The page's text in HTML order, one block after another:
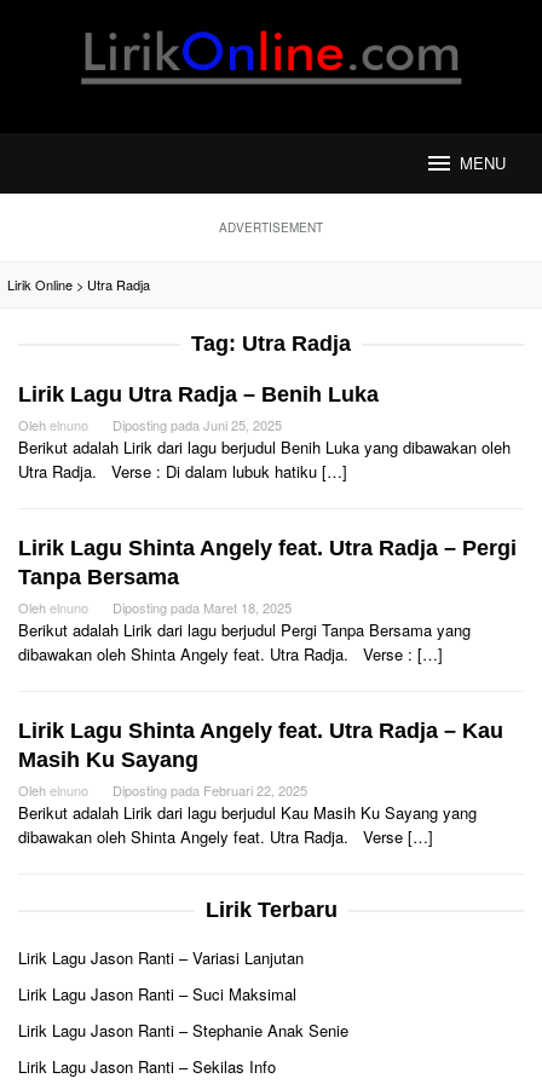
MENU
ADVERTISEMENT
Lirik Online > Utra Radja
Tag: Utra Radja
Lirik Lagu Utra Radja – Benih Luka
Olehelnuno Diposting pada Juni 25, 2025
Berikut adalah Lirik dari lagu berjudul Benih Luka yang dibawakan oleh
Utra Radja. Verse : Di dalam lubuk hatiku […]
Lirik Lagu Shinta Angely feat. Utra Radja – Pergi
Tanpa Bersama
Olehelnuno Diposting pada Maret 18, 2025
Berikut adalah Lirik dari lagu berjudul Pergi Tanpa Bersama yang
dibawakan oleh Shinta Angely feat. Utra Radja. Verse : […]
Lirik Lagu Shinta Angely feat. Utra Radja – Kau
Masih Ku Sayang
Olehelnuno Diposting pada Februari 22, 2025
Berikut adalah Lirik dari lagu berjudul Kau Masih Ku Sayang yang
dibawakan oleh Shinta Angely feat. Utra Radja. Verse […]
Lirik Terbaru
Lirik Lagu Jason Ranti – Variasi Lanjutan
Lirik Lagu Jason Ranti – Suci Maksimal
Lirik Lagu Jason Ranti – Stephanie Anak Senie
Lirik Lagu Jason Ranti – Sekilas Info